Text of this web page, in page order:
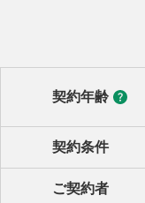
契約年齢
契約条件
ご契約者